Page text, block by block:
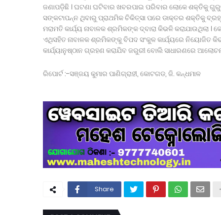
ଜଣାପଡ଼ିଛି । ଘଟଣା ଘଟିବାର ଖବରପାଇ ପରିବାର ଲୋକେ ଶକ୍ତିକୁ
ସଙ୍କଟାପନ୍ନ ଥିବାରୁ ପ୍ରାଥମିକ ଚିକିତ୍ସା ପରେ ଡାକ୍ତର ଶକ୍ତିକୁ
ମରାମତି କାର୍ଯ୍ୟ ନାବାଳକ ଶ୍ରମିକଙ୍କ ଦ୍ବାରା କିଭଳି କରାଯାଉଥିଲା ।
ଏଥିସହିତ ନାବାଳକ ଶ୍ରମିକଙ୍କୁ ବିପଦ ସଂକୁଳ କାର୍ଯ୍ୟରେ ନିୟୋଜିତ
କାର୍ଯ୍ୟାନୁଷ୍ଠାନ ଗ୍ରହଣ କରାଯିବ ଜରୁରୀ ବୋଲି ସାଧାରଣରେ
ରିପୋର୍ଟ :-ସଞ୍ଜୟ କୁମାର ପାଣିଗ୍ରାହୀ, କୋଟଗଡ, ଜି. କନ୍ଧମାଳ
Share